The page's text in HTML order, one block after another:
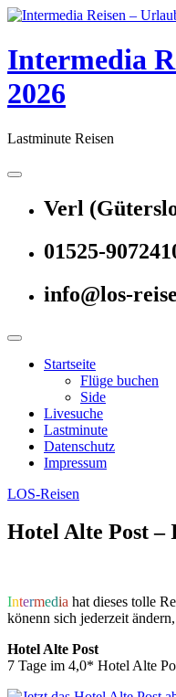
Skip
content
Intermedia
2026
Lastminute Reisen
Verl
01525-
info@los-
Startseite
Flüge buchen
Side
Livesuche
Lastminute
Datenschutz
Impressum
LOS-Reisen
Hotel Alte Post –
Intermedia hat dieses tolle
könenn sich jederzeit
Hotel Alte Post
7 Tage im 4,0* Hotel Alte